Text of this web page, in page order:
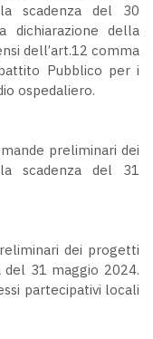
scadenza del 30
dichiarazione della
dell’art.12 comma
Pubblico per i
ospedaliero.
preliminari dei
scadenza del 31
dei progetti
del 31 maggio 2024.
partecipativi locali